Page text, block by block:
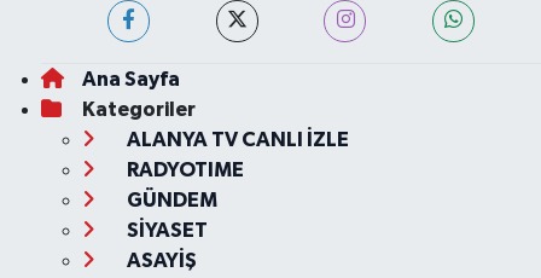
Ana Sayfa
Kategoriler
ALANYA TV CANLI İZLE
RADYOTIME
GÜNDEM
SİYASET
ASAYİŞ